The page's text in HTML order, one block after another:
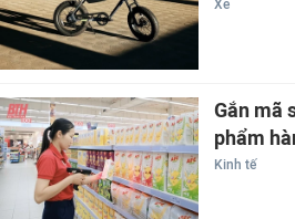
Xe
Gắn mã
phẩm
Kinh tế